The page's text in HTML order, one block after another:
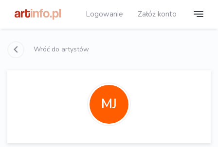
Logowanie Załóż konto
Wróć do artystów
MJ